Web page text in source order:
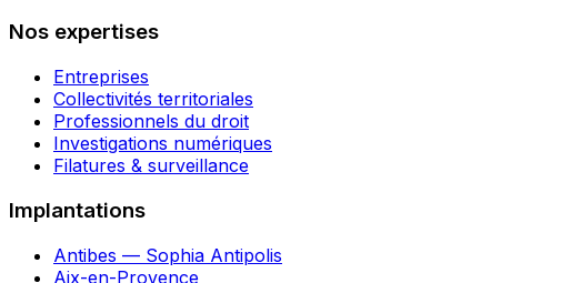
Nos expertises
Entreprises
Collectivités territoriales
Professionnels du droit
Investigations numériques
Filatures & surveillance
Implantations
Antibes — Sophia Antipolis
Aix-en-Provence